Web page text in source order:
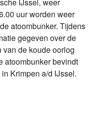
uur worden weer
atoombunker. Tijdens
gegeven over de
de koude oorlog
atoombunker bevindt
Krimpen a/d IJssel.